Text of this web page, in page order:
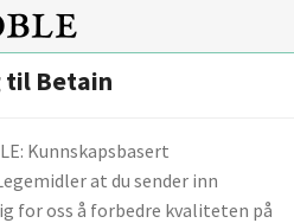
til Betain
Kunnskapsbasert
at du sender inn
for oss å forbedre kvaliteten på